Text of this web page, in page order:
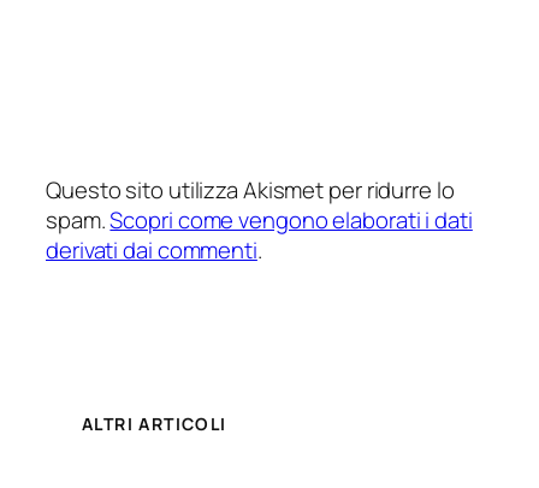
Questo sito utilizza Akismet per ridurre lo
spam.Scopri come vengono elaborati i dati
derivati dai commenti.
ALTRI ARTICOLI